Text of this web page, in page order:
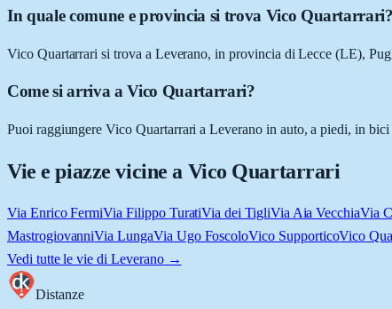
In quale comune e provincia si trova Vico Quartarrari?
Vico Quartarrari si trova a Leverano, in provincia di Lecce (LE),
Come si arriva a Vico Quartarrari?
Puoi raggiungere Vico Quartarrari a Leverano in auto, a piedi, in
Vie e piazze vicine a Vico Quartarrari
Via Enrico FermiVia Filippo TuratiVia dei TigliVia Aia VecchiaVia
MastrogiovanniVia LungaVia Ugo FoscoloVico SupporticoVico
Vedi tutte le vie di Leverano→
Distanze